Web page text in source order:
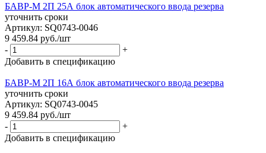
БАВР-М 2П 25А блок автоматического ввода резерва
уточнить сроки
Артикул: SQ0743-0046
9 459.84 руб./шт
-
+
Добавить в спецификацию
БАВР-М 2П 16А блок автоматического ввода резерва
уточнить сроки
Артикул: SQ0743-0045
9 459.84 руб./шт
-
+
Добавить в спецификацию